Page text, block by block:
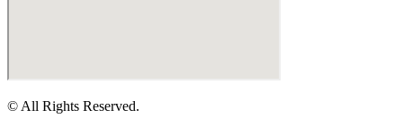
© All Rights Reserved.